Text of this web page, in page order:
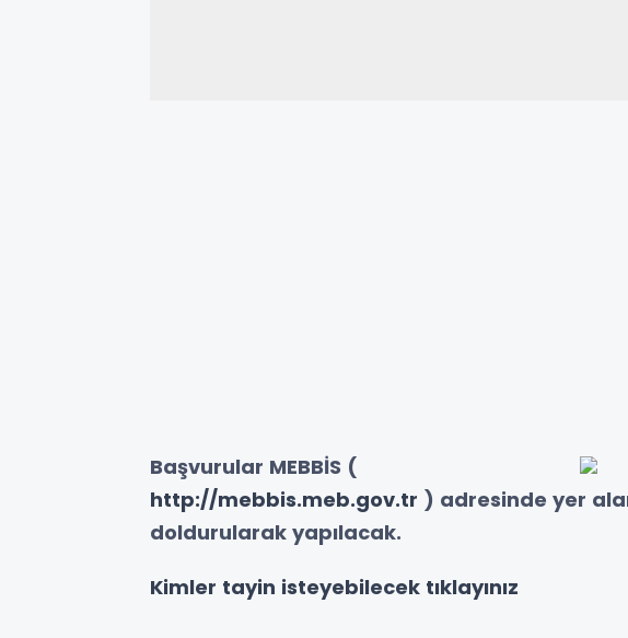
Başvurular MEBBİS (
http://mebbis.meb.gov.tr ) adresinde yer
doldurularak yapılacak.
Kimler tayin isteyebilecek tıklayınız